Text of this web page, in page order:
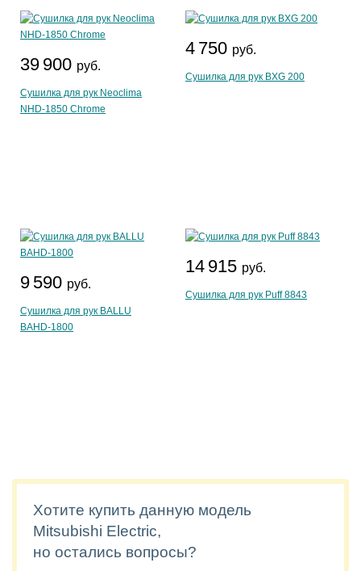
39 900 руб.
Сушилка для рук Neoclima
NHD-1850 Chrome
4 750 руб.
Сушилка для рук BXG 200
9 590 руб.
Сушилка для рук BALLU
BAHD-1800
14 915 руб.
Сушилка для рук Puff 8843
Хотите купить данную модель
Mitsubishi Electric,
но остались вопросы?